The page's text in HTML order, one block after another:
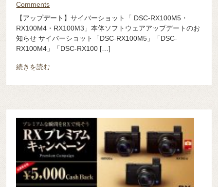
Comments
【アップデート】サイバーショット「 DSC-RX100M5・
RX100M4・RX100M3」本体ソフトウェアアップデートのお
知らせ サイバーショット「DSC-RX100M5」「DSC-
RX100M4」「DSC-RX100 […]
続きを読む